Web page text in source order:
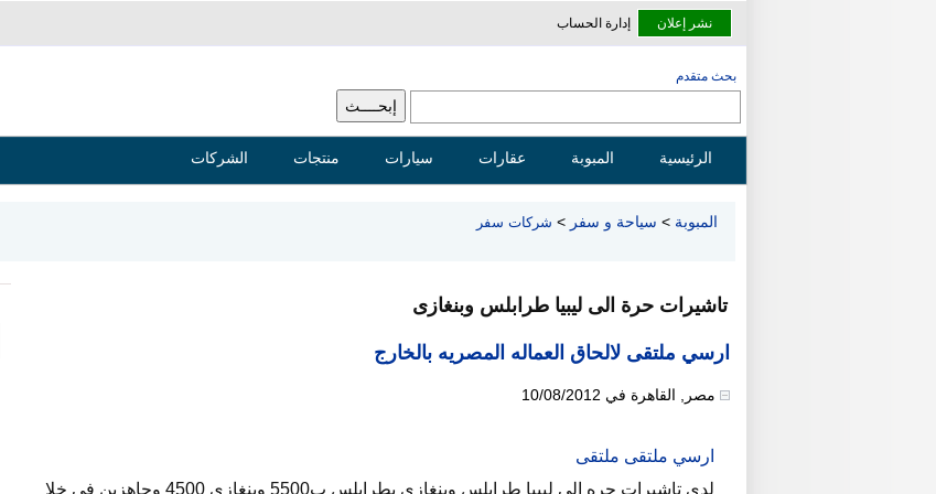
نشر إعلان إدارة الحساب
بحث متقدم
الرئيسية المبوبة عقارات سيارات منتجات الشركات
المبوبة > سياحة و سفر > شركات سفر
تاشيرات حرة الى ليبيا طرابلس وبنغازى
ارسي ملتقى لالحاق العماله المصريه بالخارج
مصر القاهرة في 10/08/2012
ارسي ملتقى ملتقى
لدى تاشيرات حره الى ليبيا طرابلس وبنغازى بطرابلس ب5500 وبنغازى 4500 وجاهزين فى خلا